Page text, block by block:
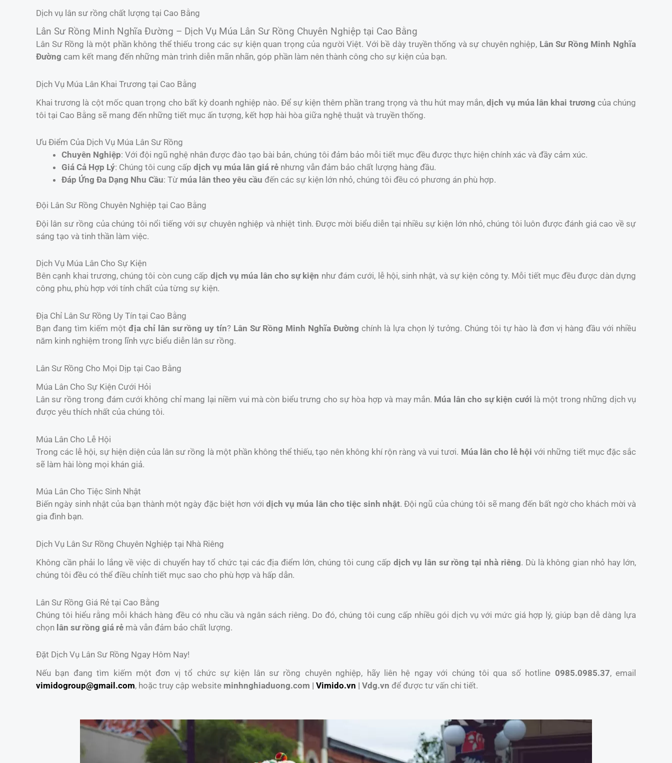
Dịch vụ lân sư rồng chất lượng tại Cao Bằng
Lân Sư Rồng Minh Nghĩa Đường – Dịch Vụ Múa Lân Sư Rồng Chuyên Nghiệp tại Cao Bằng
Lân Sư Rồng là một phần không thể thiếu trong các sự kiện quan trọng của người Việt. Với bề dày truyền thống và sự chuyên nghiệp, Lân Sư Rồng Minh Nghĩa
Đường cam kết mang đến những màn trình diễn mãn nhãn, góp phần làm nên thành công cho sự kiện của bạn.
Dịch Vụ Múa Lân Khai Trương tại Cao Bằng
Khai trương là cột mốc quan trọng cho bất kỳ doanh nghiệp nào. Để sự kiện thêm phần trang trọng và thu hút may mắn,dịch vụ múa lân khai trương của chúng
tôi tại Cao Bằng sẽ mang đến những tiết mục ấn tượng, kết hợp hài hòa giữa nghệ thuật và truyền thống.
Ưu Điểm Của Dịch Vụ Múa Lân Sư Rồng
Chuyên Nghiệp: Với đội ngũ nghệ nhân được đào tạo bài bản, chúng tôi đảm bảo mỗi tiết mục đều được thực hiện chính xác và đầy cảm xúc.
Giá Cả Hợp Lý: Chúng tôi cung cấp dịch vụ múa lân giá rẻ nhưng vẫn đảm bảo chất lượng hàng đầu.
Đáp Ứng Đa Dạng Nhu Cầu: Từ múa lân theo yêu cầu đến các sự kiện lớn nhỏ, chúng tôi đều có phương án phù hợp.
Đội Lân Sư Rồng Chuyên Nghiệp tại Cao Bằng
Đội lân sư rồng của chúng tôi nổi tiếng với sự chuyên nghiệp và nhiệt tình. Được mời biểu diễn tại nhiều sự kiện lớn nhỏ, chúng tôi luôn được đánh giá cao về sự
sáng tạo và tinh thần làm việc.
Dịch Vụ Múa Lân Cho Sự Kiện
Bên cạnh khai trương, chúng tôi còn cung cấp dịch vụ múa lân cho sự kiện như đám cưới, lễ hội, sinh nhật, và sự kiện công ty. Mỗi tiết mục đều được dàn dựng
công phu, phù hợp với tính chất của từng sự kiện.
Địa Chỉ Lân Sư Rồng Uy Tín tại Cao Bằng
Bạn đang tìm kiếm một địa chỉ lân sư rồng uy tín? Lân Sư Rồng Minh Nghĩa Đường chính là lựa chọn lý tưởng. Chúng tôi tự hào là đơn vị hàng đầu với nhiều
năm kinh nghiệm trong lĩnh vực biểu diễn lân sư rồng.
Lân Sư Rồng Cho Mọi Dịp tại Cao Bằng
Múa Lân Cho Sự Kiện Cưới Hỏi
Lân sư rồng trong đám cưới không chỉ mang lại niềm vui mà còn biểu trưng cho sự hòa hợp và may mắn. Múa lân cho sự kiện cưới là một trong những dịch vụ
được yêu thích nhất của chúng tôi.
Múa Lân Cho Lễ Hội
Trong các lễ hội, sự hiện diện của lân sư rồng là một phần không thể thiếu, tạo nên không khí rộn ràng và vui tươi. Múa lân cho lễ hội với những tiết mục đặc sắc
sẽ làm hài lòng mọi khán giả.
Múa Lân Cho Tiệc Sinh Nhật
Biến ngày sinh nhật của bạn thành một ngày đặc biệt hơn với dịch vụ múa lân cho tiệc sinh nhật. Đội ngũ của chúng tôi sẽ mang đến bất ngờ cho khách mời và
gia đình bạn.
Dịch Vụ Lân Sư Rồng Chuyên Nghiệp tại Nhà Riêng
Không cần phải lo lắng về việc di chuyển hay tổ chức tại các địa điểm lớn, chúng tôi cung cấp dịch vụ lân sư rồng tại nhà riêng. Dù là không gian nhỏ hay lớn,
chúng tôi đều có thể điều chỉnh tiết mục sao cho phù hợp và hấp dẫn.
Lân Sư Rồng Giá Rẻ tại Cao Bằng
Chúng tôi hiểu rằng mỗi khách hàng đều có nhu cầu và ngân sách riêng. Do đó, chúng tôi cung cấp nhiều gói dịch vụ với mức giá hợp lý, giúp bạn dễ dàng lựa
chọn lân sư rồng giá rẻ mà vẫn đảm bảo chất lượng.
Đặt Dịch Vụ Lân Sư Rồng Ngay Hôm Nay!
Nếu bạn đang tìm kiếm một đơn vị tổ chức sự kiện lân sư rồng chuyên nghiệp, hãy liên hệ ngay với chúng tôi qua số hotline 0985.0985.37, email
vimidogroup@gmail.com, hoặc truy cập website minhnghiaduong.com | Vimido.vn | Vdg.vn để được tư vấn chi tiết.